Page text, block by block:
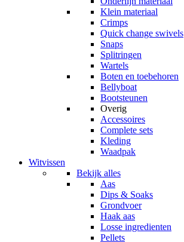
Klein materiaal
Crimps
Quick change swivels
Snaps
Splitringen
Wartels
Boten en toebehoren
Bellyboat
Bootsteunen
Overig
Accessoires
Complete sets
Kleding
Waadpak
Witvissen
Bekijk alles
Aas
Dips & Soaks
Grondvoer
Haak aas
Losse ingredienten
Pellets